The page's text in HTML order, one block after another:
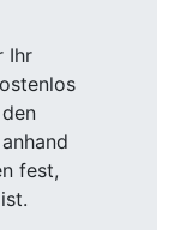
Ihr
fest,